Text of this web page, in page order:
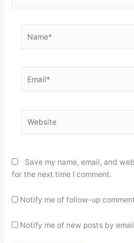
Save my name, email, and
for the next time I comment.
Notify me of follow-up
Notify me of new posts by